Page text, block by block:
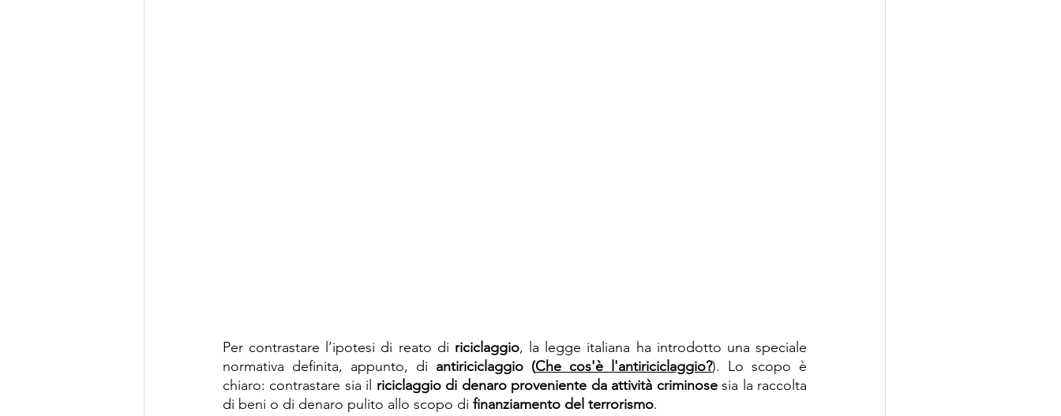
Per contrastare l’ipotesi di reato di riciclaggio, la legge italiana ha introdotto una speciale
normativa definita, appunto, di antiriciclaggio (Che cos'è l'antiriciclaggio?). Lo scopo è
chiaro: contrastare sia il riciclaggio di denaro proveniente da attività criminose sia la raccolta
di beni o di denaro pulito allo scopo di finanziamento del terrorismo.